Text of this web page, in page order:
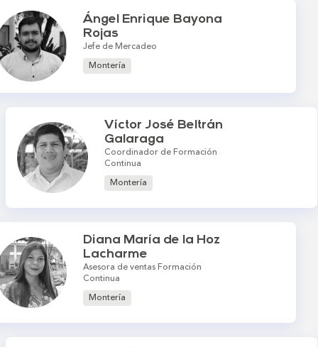
Ángel Enrique Bayona
Rojas
Jefe de Mercadeo
Montería
Víctor José Beltrán
Galaraga
Coordinador de Formación
Continua
Montería
Diana María de la Hoz
Lacharme
Asesora de ventas Formación
Continua
Montería